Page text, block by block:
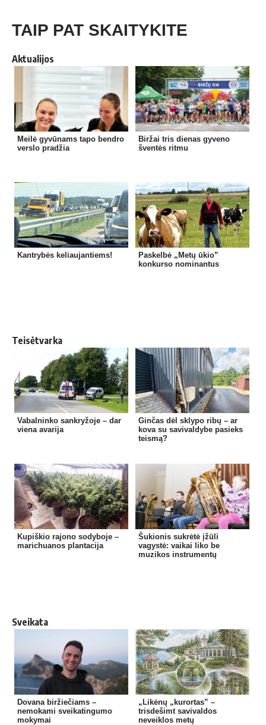
TAIP PAT SKAITYKITE
Aktualijos
Meilė gyvūnams tapo bendro
verslo pradžia
Biržai tris dienas gyveno
šventės ritmu
Kantrybės keliaujantiems!
Paskelbė „Metų ūkio”
konkurso nominantus
Teisėtvarka
Vabalninko sankryžoje – dar
viena avarija
Ginčas dėl sklypo ribų – ar
kova su savivaldybe pasieks
teismą?
Kupiškio rajono sodyboje –
marichuanos plantacija
Šukionis sukrėtė įžūli
vagystė: vaikai liko be
muzikos instrumentų
Sveikata
Dovana biržiečiams –
nemokami sveikatingumo
mokymai
„Likėnų „kurortas” –
trisdešimt savivaldos
neveiklos metų